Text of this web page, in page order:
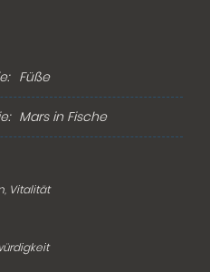
Füße
Mars in Fische
Vitalität